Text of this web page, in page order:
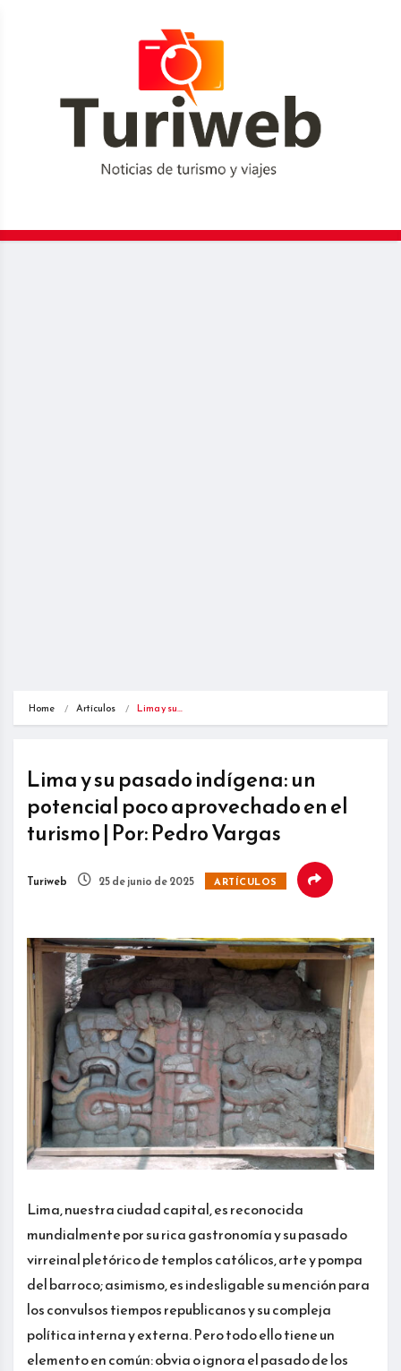
Home Artículos Lima y su…
Lima y su pasado indígena: un
potencial poco aprovechado en el
turismo | Por: Pedro Vargas
Turiweb 25 de junio de 2025 ARTÍCULOS
Lima, nuestra ciudad capital, es reconocida
mundialmente por su rica gastronomía y su pasado
virreinal pletórico de templos católicos, arte y pompa
del barroco; asimismo, es indesligable su mención para
los convulsos tiempos republicanos y su compleja
política interna y externa. Pero todo ello tiene un
elemento en común: obvia o ignora el pasado de los